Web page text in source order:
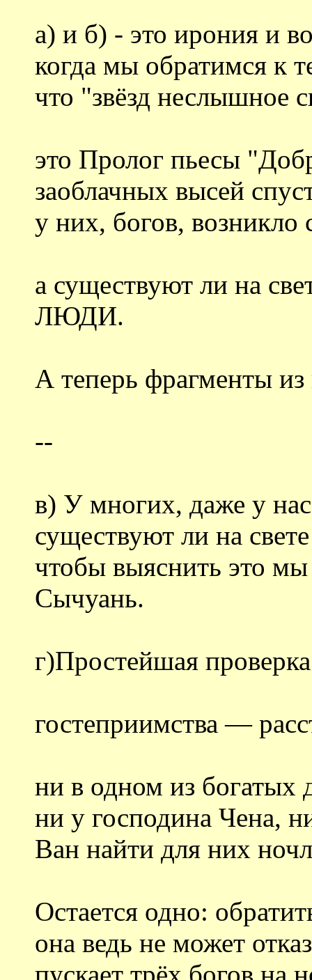
а) и б) - это ирония и
когда мы обратимся к
что "звёзд неслышное
это Пролог пьесы
заоблачных высей
у них, богов, возникло
а существуют ли на
ЛЮДИ.
А теперь фрагменты
--
в) У многих, даже у
существуют ли на
чтобы выяснить это
Сычуань.
г)Простейшая
гостеприимства —
ни в одном из
ни у господина Чена,
Ван найти для них
Остается одно:
она ведь не может